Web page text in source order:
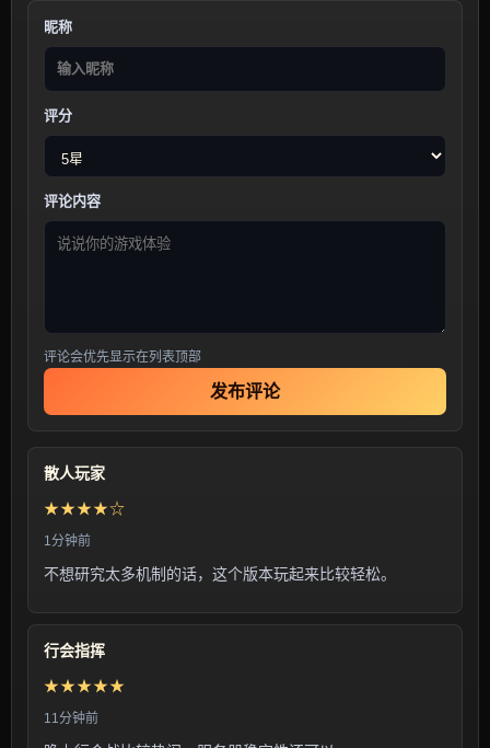
昵称
评分
评论内容
评论会优先显示在列表顶部
发布评论
散人玩家
★★★★☆
1分钟前
不想研究太多机制的话，这个版本玩起来比较轻松。
行会指挥
★★★★★
11分钟前